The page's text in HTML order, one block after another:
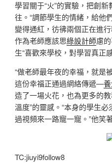
學習關于“火”的實驗，把創新
往。“調節學生的情緒，給他
變得通紅，彷彿兩個正在進
作為老師應該思綠設計師慮
生“喜歡來學校，對學習真正
“做老師最年夜的幸福，就是
這份幸福正通過網絡傳遞—
造了一場火花，也為更多的
溫度”的靈感。“本身的學生
過視頻來一路寵一寵。”他笑
TC:jiuyi9follow8